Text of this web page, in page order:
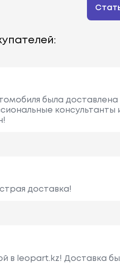
была
доставка!
в leopart.kz! Доставка